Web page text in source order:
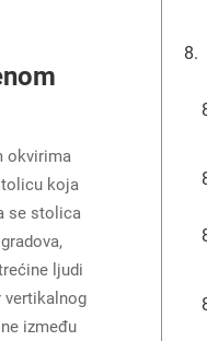
okvirima
koja
se stolica
ljudi
vertikalnog
između